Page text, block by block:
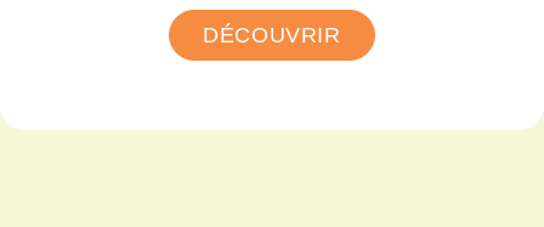
DÉCOUVRIR